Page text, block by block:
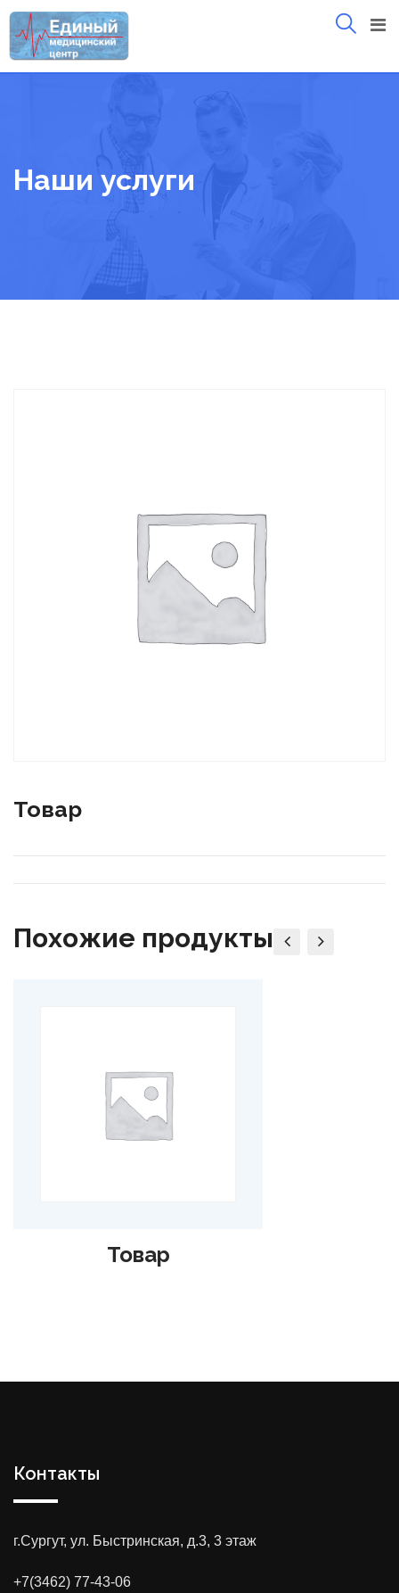
Skip
to
content
Наши услуги
Товар
Похожие продукты
Товар
Контакты
г.Сургут, ул. Быстринская, д.3, 3 этаж
+7(3462) 77-43-06